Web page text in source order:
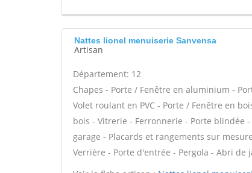
Nattes lionel menuiserie Sanvensa
Artisan
Département: 12
Chapes - Porte / Fenêtre en aluminium -
Volet roulant en PVC - Porte / Fenêtre en
bois - Vitrerie - Ferronnerie - Porte blindée
garage - Placards et rangements sur
Verrière - Porte d'entrée - Pergola - Abri